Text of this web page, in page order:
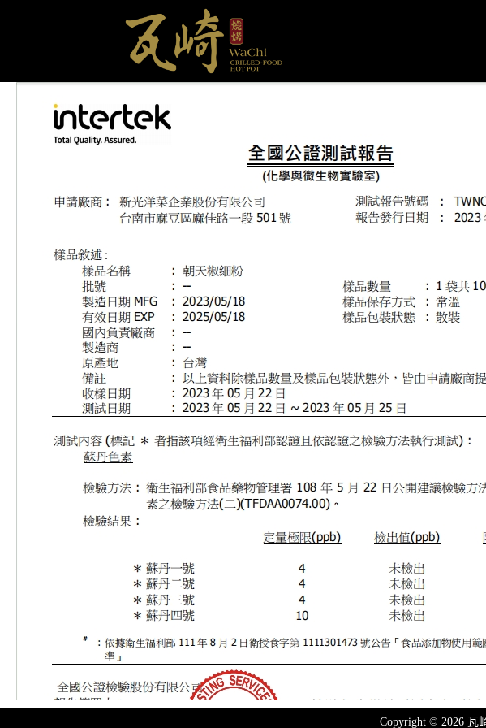
Copyright © 2026 瓦